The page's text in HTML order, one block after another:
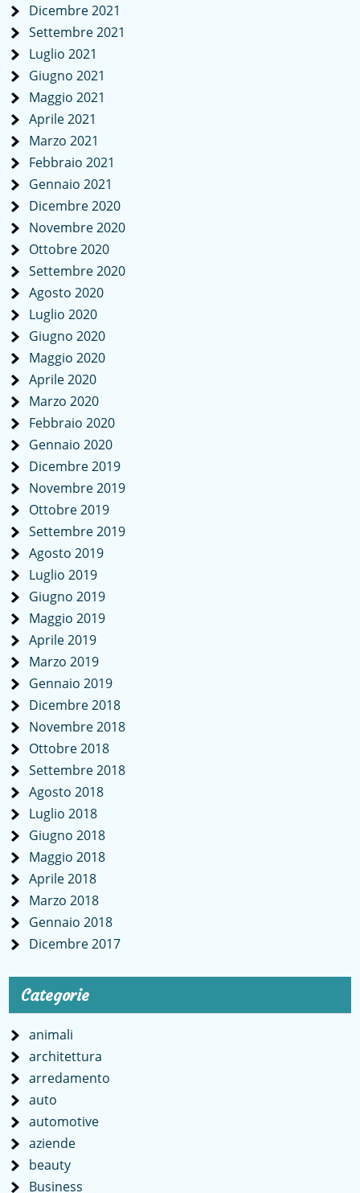
Dicembre 2021
Settembre 2021
Luglio 2021
Giugno 2021
Maggio 2021
Aprile 2021
Marzo 2021
Febbraio 2021
Gennaio 2021
Dicembre 2020
Novembre 2020
Ottobre 2020
Settembre 2020
Agosto 2020
Luglio 2020
Giugno 2020
Maggio 2020
Aprile 2020
Marzo 2020
Febbraio 2020
Gennaio 2020
Dicembre 2019
Novembre 2019
Ottobre 2019
Settembre 2019
Agosto 2019
Luglio 2019
Giugno 2019
Maggio 2019
Aprile 2019
Marzo 2019
Gennaio 2019
Dicembre 2018
Novembre 2018
Ottobre 2018
Settembre 2018
Agosto 2018
Luglio 2018
Giugno 2018
Maggio 2018
Aprile 2018
Marzo 2018
Gennaio 2018
Dicembre 2017
Categorie
animali
architettura
arredamento
auto
automotive
aziende
beauty
Business